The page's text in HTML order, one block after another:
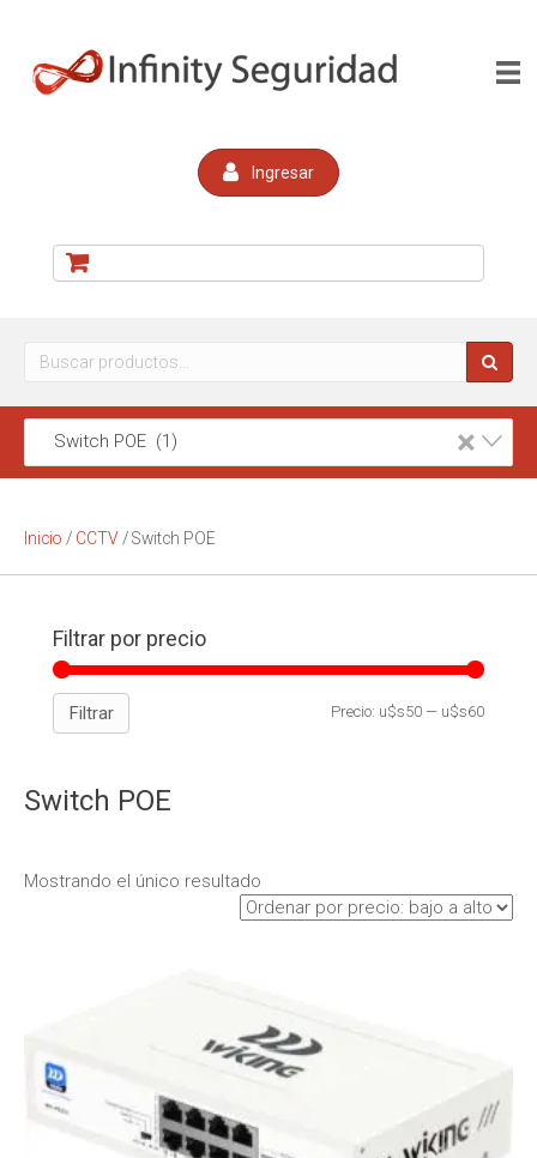
Ingresar
Buscar
×
Switch POE (1)
Inicio / CCTV/ Switch POE
Filtrar por precio
Filtrar Precio: u$s50 — u$s60
Switch POE
Mostrando el único resultado